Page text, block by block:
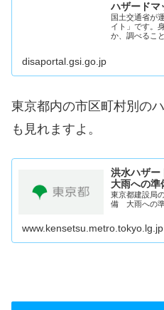
ハザードマ
国土交通省が
イト」です。
か、調べるこ
disaportal.gsi.go.jp
東京都内の市区町村別の
も見れますよ。
洪水ハザ
大雨への準
東京都建設局
備 大雨への準
www.kensetsu.metro.tokyo.lg.jp